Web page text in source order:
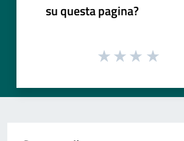
su questa pagina?